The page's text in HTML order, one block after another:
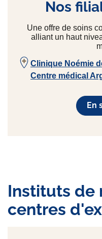
Nos
Une offre de soins
alliant un haut
Clinique Noémie
Centre médical
En
Instituts de
centres